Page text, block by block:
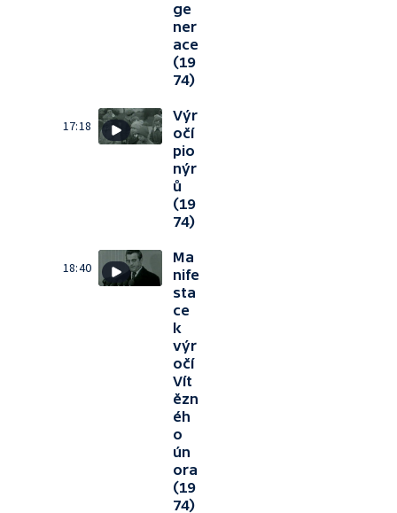
ge
ner
ace
(19
74)
17:18
Výr
očí
pio
nýr
ů
(19
74)
18:40
Ma
nife
sta
ce
k
výr
očí
Vít
ězn
éh
o
ún
ora
(19
74)